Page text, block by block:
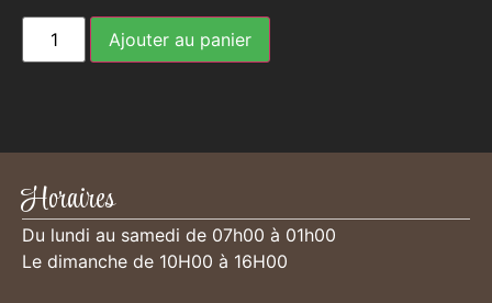
Ajouter au panier
Horaires
Du lundi au samedi de 07h00 à 01h00
Le dimanche de 10H00 à 16H00